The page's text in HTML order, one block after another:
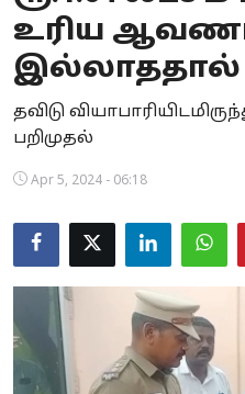
Business
Crime
Tamilnadu
National
World
Spirituality
Weather
உரிய
இல்லாததால்
தவிடு
பறிமுதல்
Apr 5, 2024 - 06:18